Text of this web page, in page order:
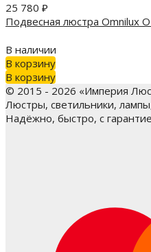
25 780 ₽
Подвесная люстра Omnilux
В наличии
В корзину
В корзину
© 2015 - 2026 «Империя
Люстры, светильники,
Надёжно, быстро, с